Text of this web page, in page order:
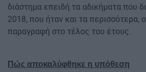
διάστημα επειδή τα αδικήματα που
2018, που ήταν και τα περισσότερα,
παραγραφή στο τέλος του έτους.
Πώς αποκαλύφθηκε η υπόθεση